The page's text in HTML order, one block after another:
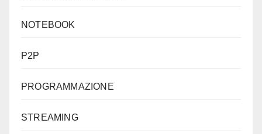
NOTEBOOK
P2P
PROGRAMMAZIONE
STREAMING